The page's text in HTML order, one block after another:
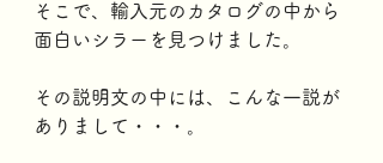
そこで、輸入元のカタログの中から
面白いシラーを見つけました。
その説明文の中には、こんな一説が
ありまして・・・。